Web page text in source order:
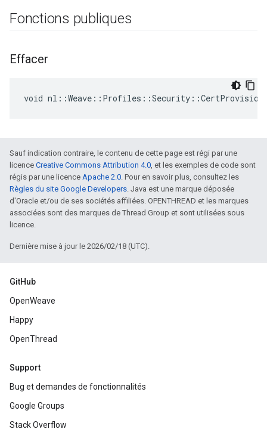
Fonctions publiques
Effacer
void
Sauf indication contraire, le contenu de cette page est régi par une
licence Creative Commons Attribution 4.0, et les exemples de code sont
régis par une licence Apache 2.0. Pour en savoir plus, consultez les
Règles du site Google Developers. Java est une marque déposée
d'Oracle et/ou de ses sociétés affiliées. OPENTHREAD et les marques
associées sont des marques de Thread Group et sont utilisées sous
licence.
Dernière mise à jour le 2026/02/18 (UTC).
GitHub
OpenWeave
Happy
OpenThread
Support
Bug et demandes de fonctionnalités
Google Groups
Stack Overflow